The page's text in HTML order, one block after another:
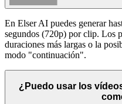
En Elser AI puedes generar
segundos (720p) por clip. Los
duraciones más largas o la
modo "continuación".
¿Puedo usar los